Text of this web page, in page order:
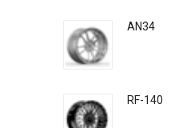
AN34
RF-140